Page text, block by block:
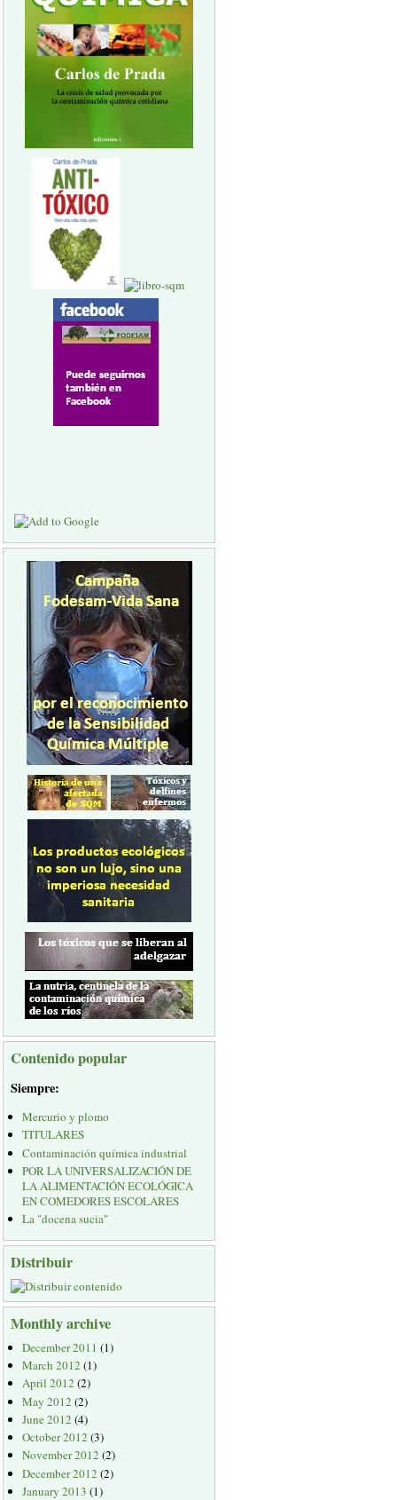
Contenido popular
Siempre:
Mercurio y plomo
TITULARES
Contaminación química industrial
POR LA UNIVERSALIZACIÓN DE
LA ALIMENTACIÓN ECOLÓGICA
EN COMEDORES ESCOLARES
La "docena sucia"
Distribuir
Monthly archive
December 2011 (1)
March 2012 (1)
April 2012 (2)
May 2012 (2)
June 2012 (4)
October 2012 (3)
November 2012 (2)
December 2012 (2)
January 2013 (1)